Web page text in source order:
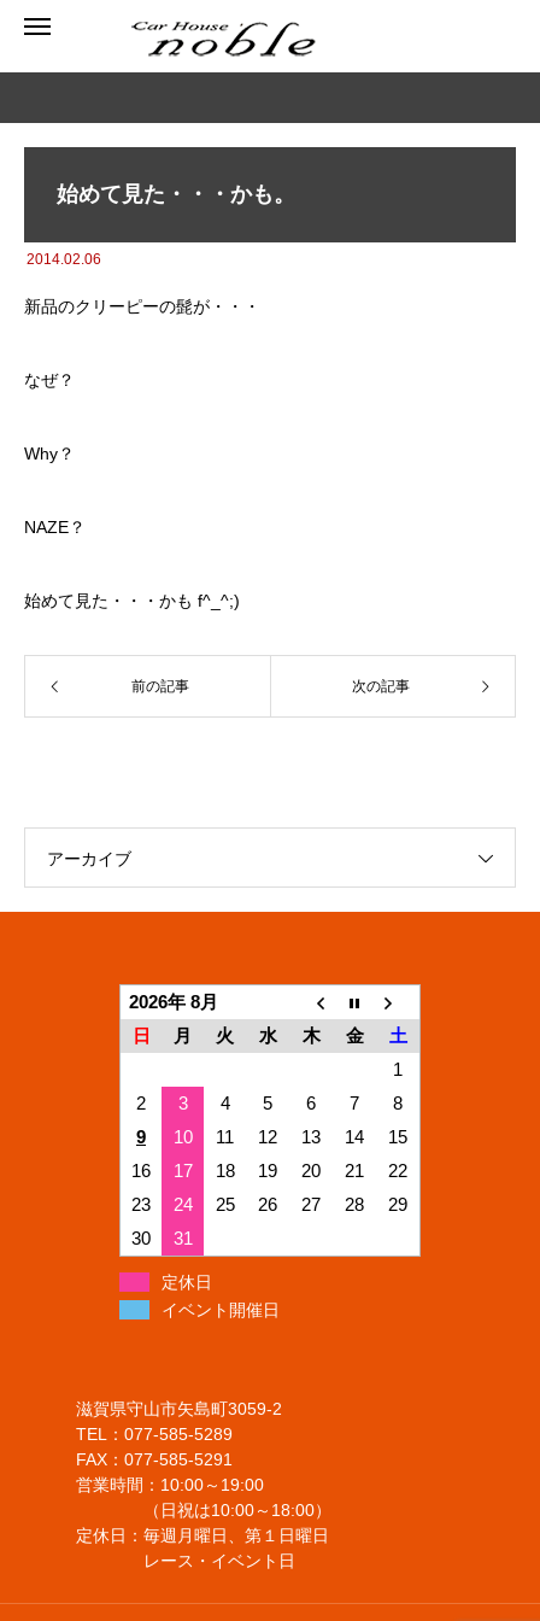
始めて見た・・・かも。
2014.02.06
新品のクリーピーの髭が・・・
なぜ？
Why？
NAZE？
始めて見た・・・かも f^_^;)
前の記事 次の記事
アーカイブ
2026年 8月
日
月 火 水 木 金
土
1
2
3 4 5 6 7
8
9
10 11 12 13 14
15
16
17 18 19 20 21
22
23
24 25 26 27 28
29
30
31
定休日
イベント開催日
滋賀県守山市矢島町3059-2
TEL：077-585-5289
FAX：077-585-5291
営業時間：10:00～19:00
（日祝は10:00～18:00）
定休日：毎週月曜日、第１日曜日
レース・イベント日